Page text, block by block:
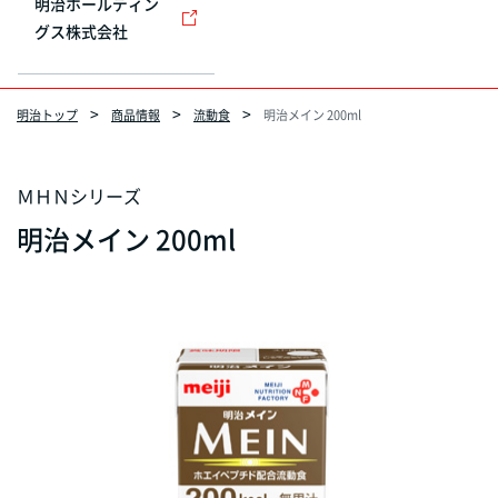
グス株式会社
明治トップ 商品情報 流動食 明治メイン 200ml
ＭＨＮシリーズ
明治メイン 200ml